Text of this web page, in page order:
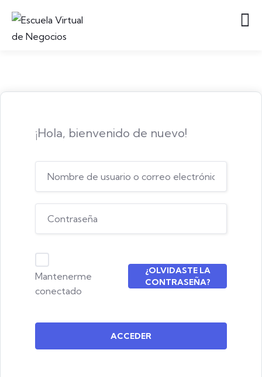
¡Hola, bienvenido de nuevo!
Mantenerme
conectado
¿OLVIDASTE LA
CONTRASEÑA?
ACCEDER